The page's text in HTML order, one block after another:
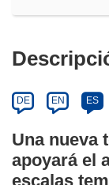
DE EN ES
Una nueva
apoyará el
escalas